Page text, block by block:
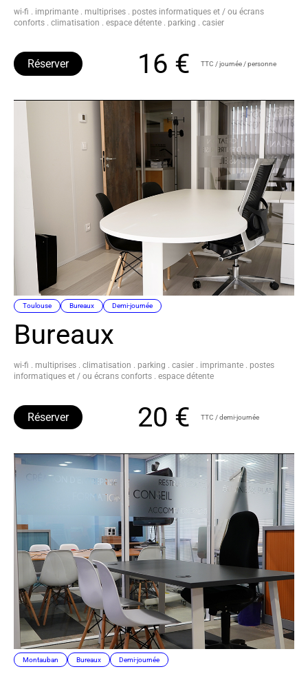
wi-fi . imprimante . multiprises . postes informatiques et / ou écrans
conforts . climatisation . espace détente . parking . casier
16 € TTC / journée / personne
Réserver
Toulouse Bureaux Demi-journée
Bureaux
wi-fi . multiprises . climatisation . parking . casier . imprimante . postes
informatiques et / ou écrans conforts . espace détente
20 € TTC / demi-journée
Réserver
Montauban Bureaux Demi-journée